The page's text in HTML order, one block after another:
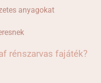
anyagokat
rénszarvas fajáték?